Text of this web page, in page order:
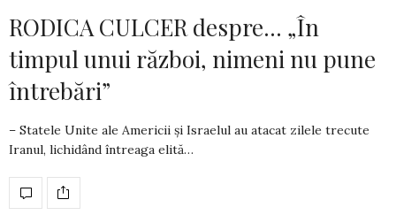
RODICA CULCER despre… „În
timpul unui război, nimeni nu pune
întrebări”
– Statele Unite ale Americii și Israelul au atacat zilele trecute
Iranul, lichidând întreaga elită…